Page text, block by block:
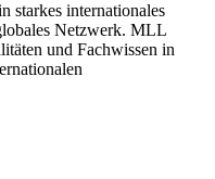
starkes internationales
Netzwerk. MLL
und Fachwissen in